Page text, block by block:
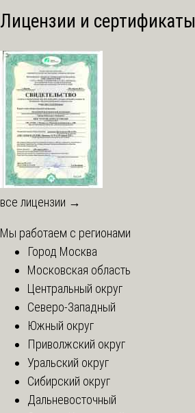
Лицензии и сертификаты
все лицензии →
Мы работаем с регионами
Город Москва
Московская область
Центральный округ
Северо-Западный
Южный округ
Приволжский округ
Уральский округ
Сибирский округ
Дальневосточный